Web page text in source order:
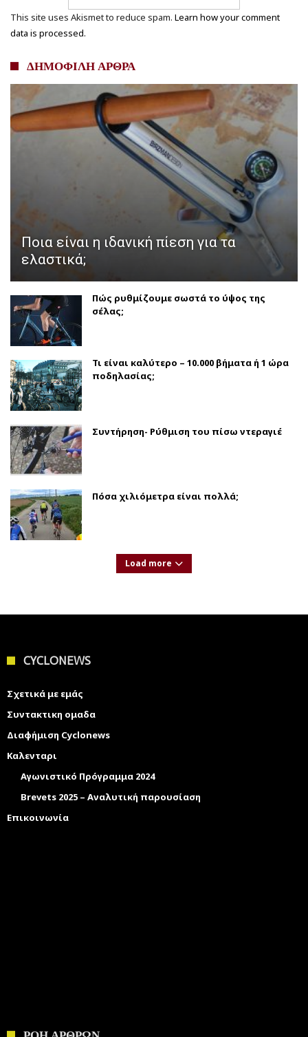
This site uses Akismet to reduce spam. Learn how your comment
data is processed.
ΔΗΜΟΦΙΛΗ ΑΡΘΡΑ
Ποια είναι η ιδανική πίεση για τα
ελαστικά;
Πώς ρυθμίζουμε σωστά το ύψος της
σέλας;
Τι είναι καλύτερο – 10.000 βήματα ή 1 ώρα
ποδηλασίας;
Συντήρηση- Ρύθμιση του πίσω ντεραγιέ
Πόσα χιλιόμετρα είναι πολλά;
Load more
CYCLONEWS
Σχετικά με εμάς
Συντακτικη ομαδα
Διαφήμιση Cyclonews
Καλενταρι
Αγωνιστικό Πρόγραμμα 2024
Brevets 2025 – Αναλυτική παρουσίαση
Επικοινωνία